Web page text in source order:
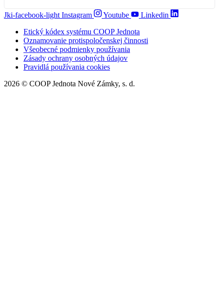
Jki-facebook-light Instagram Youtube
Linkedin
Etický kódex systému COOP Jednota
Oznamovanie protispoločenskej činnosti
Všeobecné podmienky používania
Zásady ochrany osobných údajov
Pravidlá používania cookies
2026 © COOP Jednota Nové Zámky, s. d.